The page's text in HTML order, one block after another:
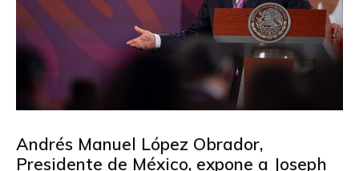
Andrés Manuel López Obrador,
Presidente de México, expone a Joseph